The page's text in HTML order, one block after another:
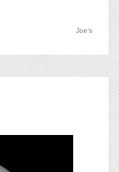
Joe's